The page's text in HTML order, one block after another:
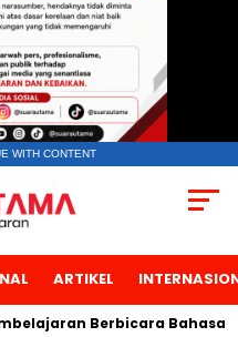
WITH CONTENT
ARTIKEL
Berbicara Bahasa Arab